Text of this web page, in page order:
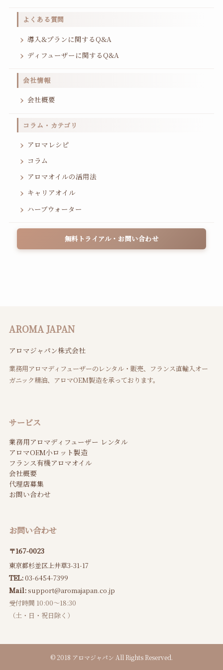
よくある質問
導入&プランに関するQ&A
ディフューザーに関するQ&A
会社情報
会社概要
コラム・カテゴリ
アロマレシピ
コラム
アロマオイルの活用法
キャリアオイル
ハーブウォーター
無料トライアル・お問い合わせ
AROMA JAPAN
アロマジャパン株式会社
業務用アロマディフューザーのレンタル・販売、フランス直輸入オー
ガニック精油、アロマOEM製造を承っております。
サービス
業務用アロマディフューザー レンタル
アロマOEM小ロット製造
フランス有機アロマオイル
会社概要
代理店募集
お問い合わせ
お問い合わせ
〒167-0023
東京都杉並区上井草3-31-17
TEL:03-6454-7399
Mail:support@aromajapan.co.jp
受付時間 10:00〜18:30
（土・日・祝日除く）
© 2018 アロマジャパン All Rights Reserved.